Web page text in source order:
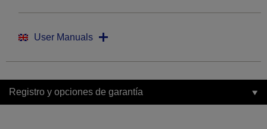
User Manuals
Registro y opciones de garantía